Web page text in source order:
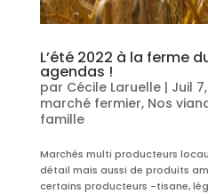
L’été 2022 à la ferme
agendas !
par Cécile Laruelle| Juil
marché fermier, Nos
famille
Marchés multi producteurs
détail mais aussi de produits
certains producteurs -tisane,